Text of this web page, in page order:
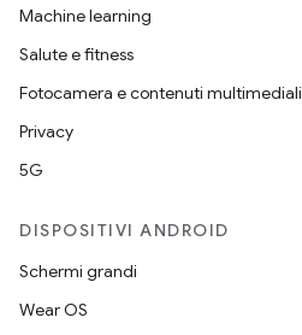
Machine learning
Salute e fitness
Fotocamera e contenuti multimediali
Privacy
5G
DISPOSITIVI ANDROID
Schermi grandi
Wear OS